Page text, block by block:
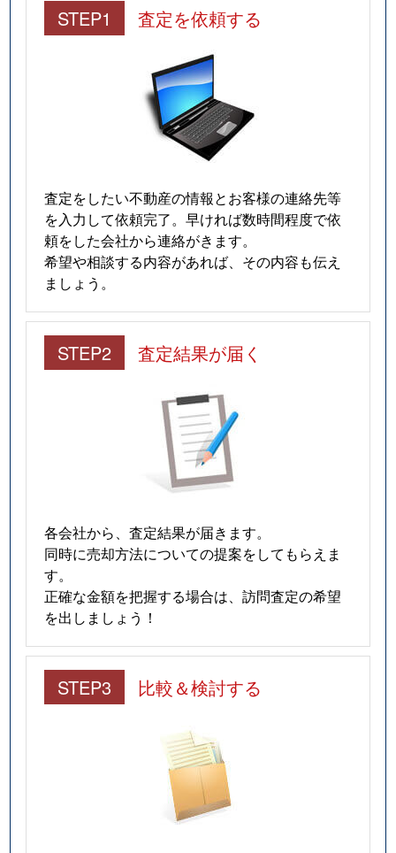
STEP1 査定を依頼する
査定をしたい不動産の情報とお客様の連絡先等
を入力して依頼完了。早ければ数時間程度で依
頼をした会社から連絡がきます。
希望や相談する内容があれば、その内容も伝え
ましょう。
STEP2 査定結果が届く
各会社から、査定結果が届きます。
同時に売却方法についての提案をしてもらえま
す。
正確な金額を把握する場合は、訪問査定の希望
を出しましょう！
STEP3 比較＆検討する